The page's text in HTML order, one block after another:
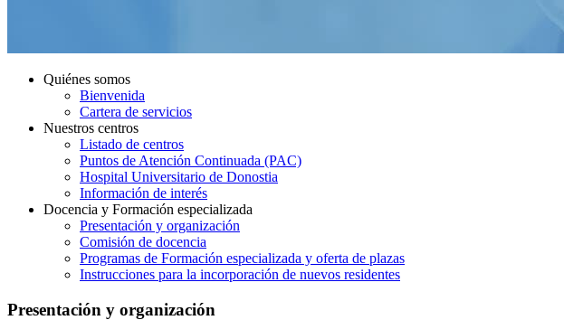
Quiénes somos
Bienvenida
Cartera de servicios
Nuestros centros
Listado de centros
Puntos de Atención Continuada (PAC)
Hospital Universitario de Donostia
Información de interés
Docencia y Formación especializada
Presentación y organización
Comisión de docencia
Programas de Formación especializada y oferta de plazas
Instrucciones para la incorporación de nuevos residentes
Presentación y organización